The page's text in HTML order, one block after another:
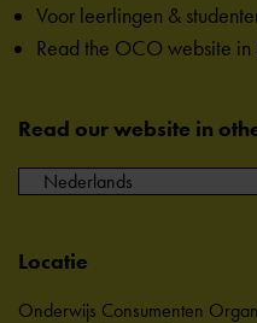
Voor leerlingen &
Read the OCO website in
Read our website in
Locatie
Onderwijs Consumenten